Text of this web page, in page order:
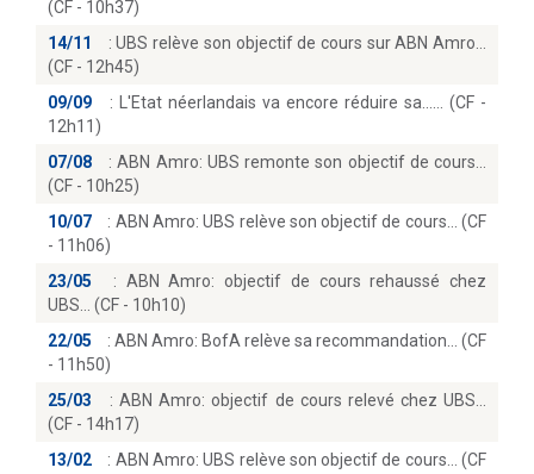
(CF - 10h37)
14/11
:UBS relève son objectif de cours sur ABN Amro
(CF - 12h45)
09/09
:
L'Etat néerlandais va encore réduire sa...… (CF -
12h11)
07/08
:ABN Amro: UBS remonte son objectif de cours
(CF - 10h25)
10/07
: ABN Amro: UBS relève son objectif de cours… (CF
- 11h06)
23/05
: ABN Amro: objectif de cours rehaussé chez
UBS… (CF - 10h10)
22/05
: ABN Amro: BofA relève sa recommandation… (CF
- 11h50)
25/03
:ABN Amro: objectif de cours relevé chez UBS
(CF - 14h17)
13/02
: ABN Amro: UBS relève son objectif de cours… (CF